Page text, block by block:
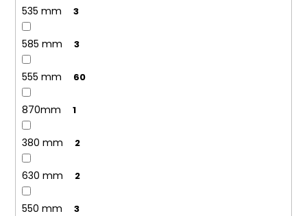
535 mm 3
585 mm 3
555 mm 60
870mm 1
380 mm 2
630 mm 2
550 mm 3